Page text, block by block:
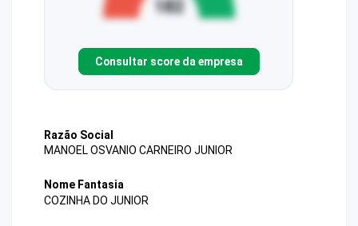
Consultar score da empresa
Razão Social
MANOEL OSVANIO CARNEIRO JUNIOR
Nome Fantasia
COZINHA DO JUNIOR